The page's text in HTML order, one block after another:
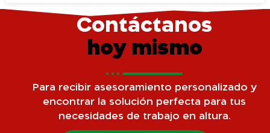
Contáctanos
hoy mismo
Para recibir asesoramiento personalizado y
encontrar la solución perfecta para tus
necesidades de trabajo en altura.